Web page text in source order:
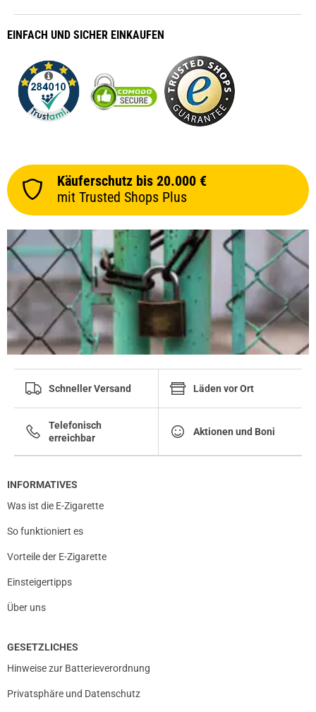
EINFACH UND SICHER EINKAUFEN
Käuferschutz bis 20.000 €
mit Trusted Shops Plus
Schneller Versand Läden vor Ort
Telefonisch
erreichbar
Aktionen und Boni
INFORMATIVES
Was ist die E-Zigarette
So funktioniert es
Vorteile der E-Zigarette
Einsteigertipps
Über uns
GESETZLICHES
Hinweise zur Batterieverordnung
Privatsphäre und Datenschutz